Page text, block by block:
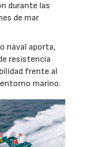
durante las
de mar
naval aporta,
resistencia
frente al
marino.